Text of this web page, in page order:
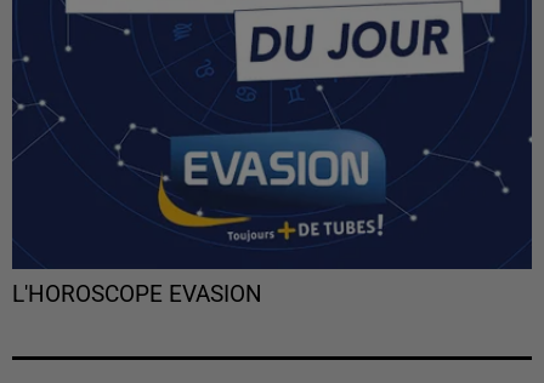
L'HOROSCOPE EVASION